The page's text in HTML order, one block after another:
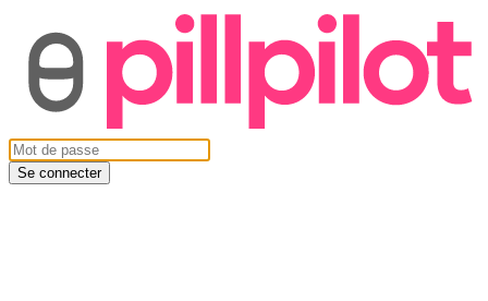
Se connecter